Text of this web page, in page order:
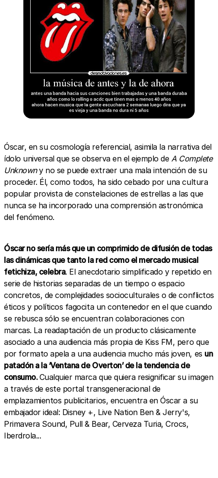
Óscar, en su cosmología referencial, asimila la narrativa del
ídolo universal que se observa en el ejemplo de A Complete
Unknowny no se puede extraer una mala intención de su
proceder. Él, como todos, ha sido cebado por una cultura
popular provista de constelaciones de estrellas a las que
nunca se ha incorporado una comprensión astronómica
del fenómeno.
Óscar no sería más que un comprimido de difusión de todas
las dinámicas que tanto la red como el mercado musical
fetichiza, celebra. El anecdotario simplificado y repetido en
serie de historias separadas de un tiempo o espacio
concretos, de complejidades socioculturales o de conflictos
éticos y políticos fagocita un contenedor en el que cuando
se rebusca sólo se encuentran colaboraciones con
marcas. La readaptación de un producto clásicamente
asociado a una audiencia más propia de Kiss FM, pero que
por formato apela a una audiencia mucho más joven, es un
patadón a la ‘Ventana de Overton’ de la tendencia de
consumo.Cualquier marca que quiera resignificar su imagen
a través de este portal transgeneracional de
emplazamientos publicitarios, encuentra en Óscar a su
embajador ideal: Disney +, Live Nation Ben & Jerry's,
Primavera Sound, Pull & Bear, Cerveza Turia, Crocs,
Iberdrola...